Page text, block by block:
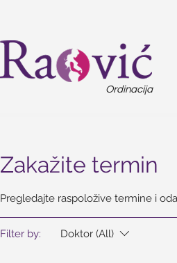
Ordinacija
Zakažite termin
Pregledajte raspoložive termine i
Filter by: Doktor (All)